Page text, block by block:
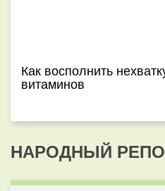
Как восполнить
витаминов
НАРОДНЫЙ